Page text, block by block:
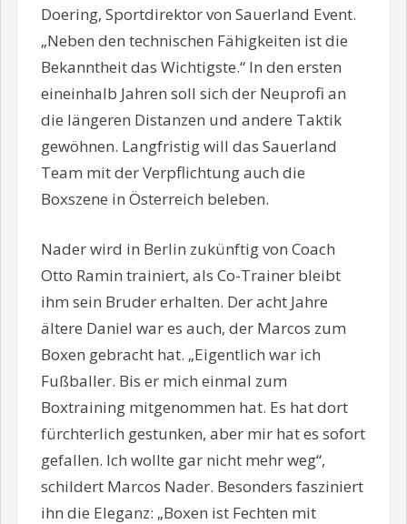
Doering, Sportdirektor von Sauerland Event.
„Neben den technischen Fähigkeiten ist die
Bekanntheit das Wichtigste.“ In den ersten
eineinhalb Jahren soll sich der Neuprofi an
die längeren Distanzen und andere Taktik
gewöhnen. Langfristig will das Sauerland
Team mit der Verpflichtung auch die
Boxszene in Österreich beleben.
Nader wird in Berlin zukünftig von Coach
Otto Ramin trainiert, als Co-Trainer bleibt
ihm sein Bruder erhalten. Der acht Jahre
ältere Daniel war es auch, der Marcos zum
Boxen gebracht hat. „Eigentlich war ich
Fußballer. Bis er mich einmal zum
Boxtraining mitgenommen hat. Es hat dort
fürchterlich gestunken, aber mir hat es sofort
gefallen. Ich wollte gar nicht mehr weg“,
schildert Marcos Nader. Besonders fasziniert
ihn die Eleganz: „Boxen ist Fechten mit